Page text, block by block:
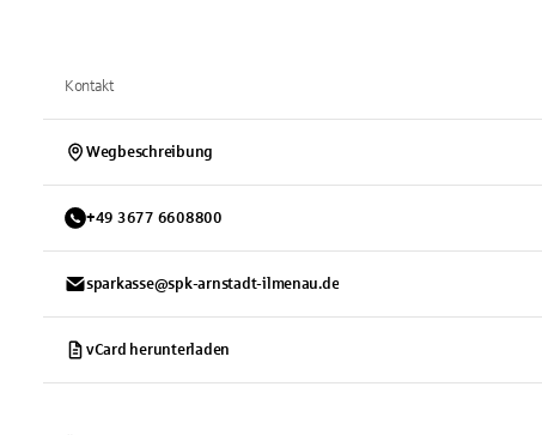
Kontakt
Wegbeschreibung
+49 3677 6608800
sparkasse@spk-arnstadt-ilmenau.de
vCard herunterladen